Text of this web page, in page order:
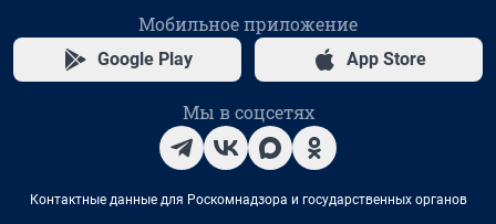
Мобильное приложение
Google Play App Store
Мы в соцсетях
Контактные данные для Роскомнадзора и государственных органов